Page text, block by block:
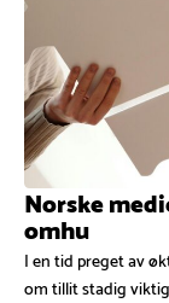
Norske
omhu
I en tid preget av
om tillit stadig